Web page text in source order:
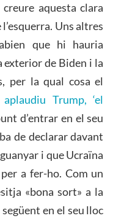
aquesta clara
Uns altres
que hi hauria
de Biden i la
per la qual cosa el
Trump, ‘el
d’entrar en el seu
de declarar davant
i que Ucraïna
a fer-ho. Com un
«bona sort» a la
en el seu lloc